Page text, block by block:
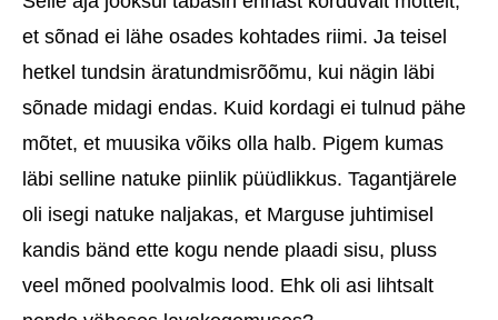
et sõnad ei lähe osades kohtades riimi. Ja teisel
hetkel tundsin äratundmisrõõmu, kui nägin läbi
sõnade midagi endas. Kuid kordagi ei tulnud pähe
mõtet, et muusika võiks olla halb. Pigem kumas
läbi selline natuke piinlik püüdlikkus. Tagantjärele
oli isegi natuke naljakas, et Marguse juhtimisel
kandis bänd ette kogu nende plaadi sisu, pluss
veel mõned poolvalmis lood. Ehk oli asi lihtsalt